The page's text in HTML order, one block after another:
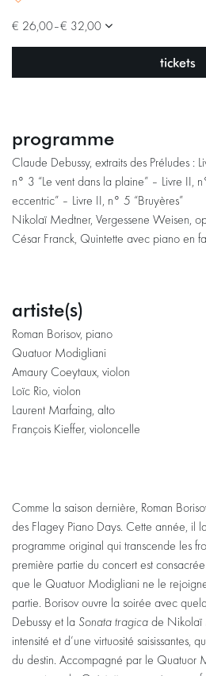
€ 26,00–€ 32,00
tickets
programme
Claude Debussy, extraits des Préludes :
n° 3 “Le vent dans la plaine” – Livre II,
eccentric” – Livre II, n° 5 “Bruyères”
Nikolaï Medtner, Vergessene Weisen,
César Franck, Quintette avec piano en
artiste(s)
Roman Borisov, piano
Quatuor Modigliani
Amaury Coeytaux, violon
Loïc Rio, violon
Laurent Marfaing, alto
François Kieffer, violoncelle
Comme la saison dernière, Roman
des Flagey Piano Days. Cette année, il
programme original qui transcende les
première partie du concert est
que le Quatuor Modigliani ne le
partie. Borisov ouvre la soirée avec
Debussy et la Sonata tragica de Nikolaï
intensité et d’une virtuosité saisissantes,
du destin. Accompagné par le Quatuor